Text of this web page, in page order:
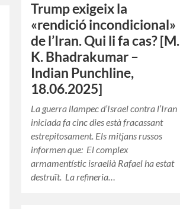
Trump exigeix la
«rendició incondicional»
de l’Iran. Qui li fa cas? [M.
K. Bhadrakumar –
Indian Punchline,
18.06.2025]
La guerra llampec d’Israel contra l’Iran
iniciada fa cinc dies està fracassant
estrepitosament. Els mitjans russos
informen que: El complex
armamentístic israelià Rafael ha estat
destruït. La refineria…